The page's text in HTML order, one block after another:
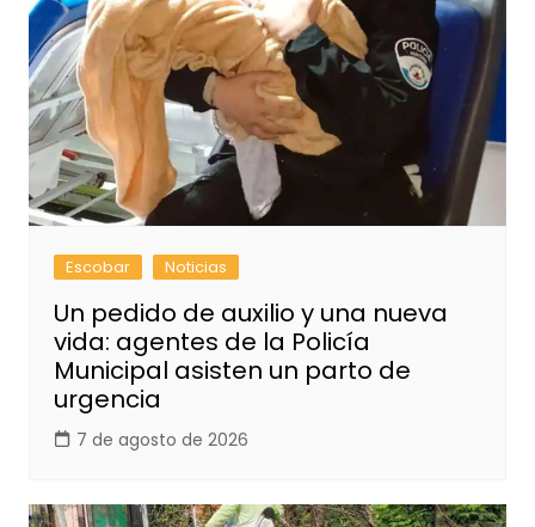
Escobar Noticias
Un pedido de auxilio y una nueva
vida: agentes de la Policía
Municipal asisten un parto de
urgencia
7 de agosto de 2026